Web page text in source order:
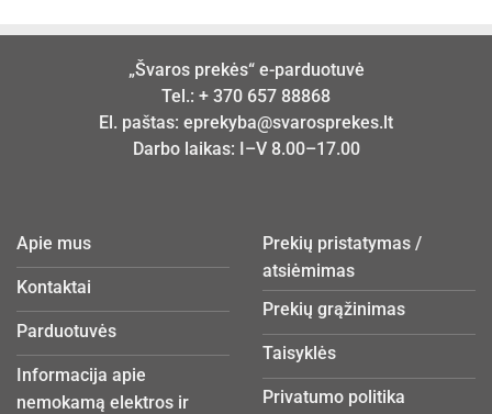
„Švaros prekės“ e-parduotuvė
Tel.: + 370 657 88868
El. paštas: eprekyba@svarosprekes.lt
Darbo laikas: I–V 8.00–17.00
Apie mus
Kontaktai
Parduotuvės
Informacija apie
nemokamą elektros ir
Prekių pristatymas /
atsiėmimas
Prekių grąžinimas
Taisyklės
Privatumo politika